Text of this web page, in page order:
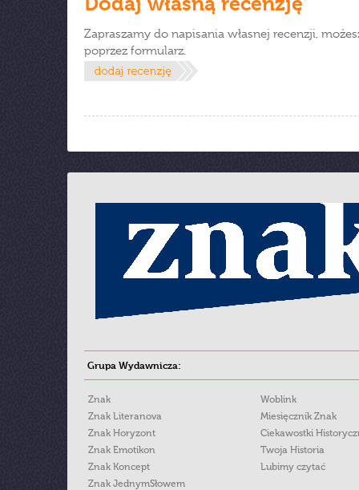
Zapraszamy do napisania własnej recenzji,
poprzez formularz.
Grupa Wydawnicza:
Znak
Znak Literanova
Znak Horyzont
Znak Emotikon
Znak Koncept
Znak JednymSłowem
Woblink
Miesięcznik Znak
Ciekawostki
Twoja Historia
Lubimy czytać